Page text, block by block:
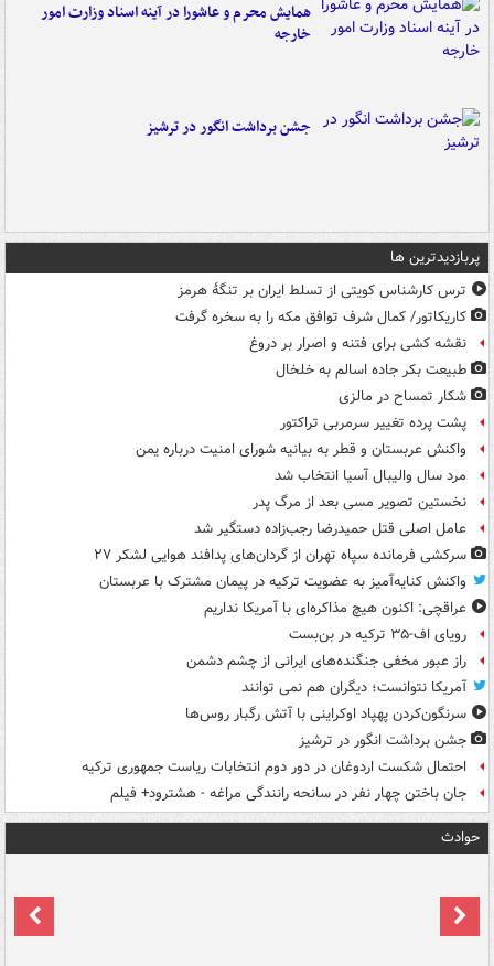
همایش محرم و عاشورا در آینه اسناد وزارت امور
خارجه
جشن برداشت انگور در ترشیز
پربازدیدترین ها
ترس کارشناس کویتی از تسلط ایران بر تنگۀ هرمز
کاریکاتور/ کمال شرف توافق مکه را به سخره گرفت
نقشه کشی برای فتنه و اصرار بر دروغ
طبیعت بکر جاده اسالم به خلخال
شکار تمساح در مالزی
پشت پرده تغییر سرمربی تراکتور
واکنش عربستان و قطر به بیانیه شورای امنیت درباره یمن
مرد سال والیبال آسیا انتخاب شد
نخستین تصویر مسی بعد از مرگ پدر
عامل اصلی قتل حمیدرضا رجب‌زاده دستگیر شد
سرکشی فرمانده سپاه تهران از گردان‌های پدافند هوایی لشکر ۲۷
واکنش کنایه‌آمیز به عضویت ترکیه در پیمان مشترک با عربستان
عراقچی: اکنون هیچ مذاکره‌ای با آمریکا نداریم
رویای اف-۳۵ ترکیه در بن‌بست
راز عبور مخفی جنگنده‌های ایرانی از چشم دشمن
آمریکا نتوانست؛ دیگران هم نمی توانند
سرنگون‌کردن پهپاد اوکراینی با آتش رگبار روس‌ها
جشن برداشت انگور در ترشیز
احتمال شکست اردوغان در دور دوم انتخابات ریاست جمهوری ترکیه
جان باختن چهار نفر در سانحه رانندگی مراغه - هشترود+ فیلم
حوادث